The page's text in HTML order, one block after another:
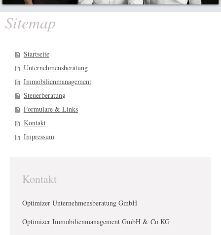
Sitemap
Startseite
Unternehmensberatung
Immobilienmanagement
Steuerberatung
Formulare & Links
Kontakt
Impressum
Kontakt
Optimizer Unternehmensberatung GmbH
Optimizer Immobilienmanagement GmbH & Co KG